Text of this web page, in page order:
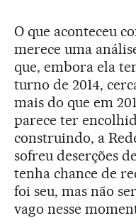
O que aconteceu
merece uma
que, embora ela
turno de 2014,
mais do que em
parece ter
construindo, a
sofreu deserções
tenha chance de
foi seu, mas não
vago nesse